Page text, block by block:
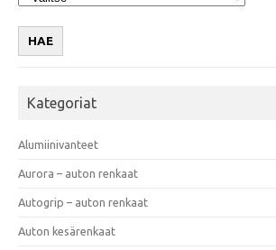
HAE
Kategoriat
Alumiinivanteet
Aurora – auton renkaat
Autogrip – auton renkaat
Auton kesärenkaat